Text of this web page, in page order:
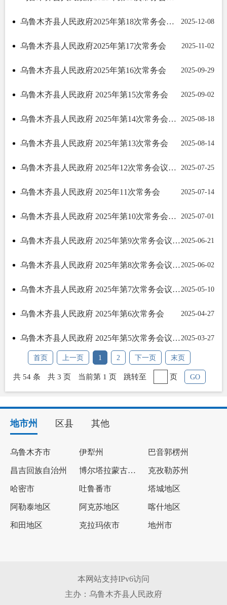
2025-12-08
乌鲁木齐县人民政府2025年第18次常务会议纪要
2025-11-02
乌鲁木齐县人民政府2025年第17次常务会
2025-09-29
乌鲁木齐县人民政府2025年第16次常务会
2025-09-02
乌鲁木齐县人民政府 2025年第15次常务会
2025-08-18
乌鲁木齐县人民政府 2025年第14次常务会议纪要
2025-08-14
乌鲁木齐县人民政府 2025年第13次常务会
2025-07-25
乌鲁木齐县人民政府 2025年12次常务会议纪要
2025-07-14
乌鲁木齐县人民政府 2025年11次常务会
2025-07-01
乌鲁木齐县人民政府 2025年第10次常务会议纪要
2025-06-21
乌鲁木齐县人民政府 2025年第9次常务会议纪要
2025-06-02
乌鲁木齐县人民政府 2025年第8次常务会议纪要
2025-05-10
乌鲁木齐县人民政府 2025年第7次常务会议纪要
2025-04-27
乌鲁木齐县人民政府 2025年第6次常务会
2025-03-27
乌鲁木齐县人民政府 2025年第5次常务会议纪要
首页 上一页 1 2 下一页 末页
共 54 条 共 3 页 当前第 1 页 跳转至 页 GO
地市州 区县 其他
乌鲁木齐市 伊犁州 巴音郭楞州
昌吉回族自治州 博尔塔拉蒙古自治州 克孜勒苏州
哈密市 吐鲁番市 塔城地区
阿勒泰地区 阿克苏地区 喀什地区
和田地区 克拉玛依市 地州市
本网站支持IPv6访问
主办：乌鲁木齐县人民政府